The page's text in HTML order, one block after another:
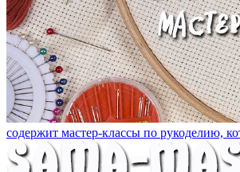
содержит мастер-классы по рукоделию,